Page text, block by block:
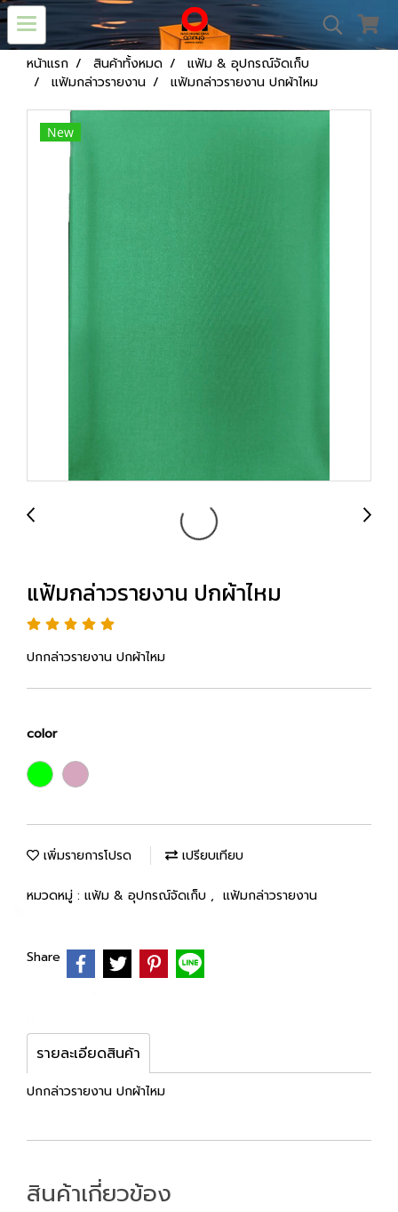
หน้าแรก สินค้าทั้งหมด
แฟ้ม & อุปกรณ์จัดเก็บ
แฟ้มกล่าวรายงาน
แฟ้มกล่าวรายงาน ปกผ้าไหม
New
แฟ้มกล่าวรายงาน ปกผ้าไหม
ปกกล่าวรายงาน ปกผ้าไหม
color
เพิ่มรายการโปรด เปรียบเทียบ
หมวดหมู่ : แฟ้ม & อุปกรณ์จัดเก็บ , แฟ้มกล่าวรายงาน
Share
รายละเอียดสินค้า
ปกกล่าวรายงาน ปกผ้าไหม
สินค้าเกี่ยวข้อง